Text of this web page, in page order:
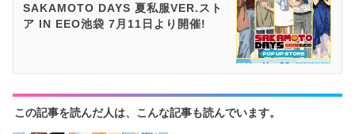
SAKAMOTO DAYS 夏私服VER.スト
ア IN EEO池袋 7月11日より開催!
この記事を読んだ人は、こんな記事も読んでいます。